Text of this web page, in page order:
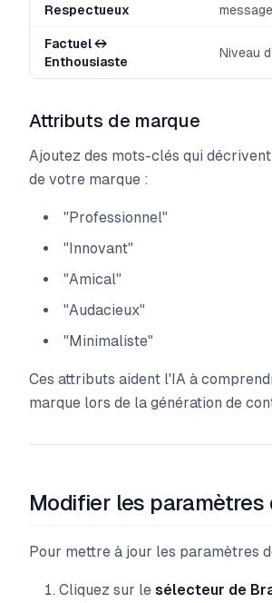
Respectueux
Factuel ↔
Enthousiaste
Niveau
Attributs de marque
Ajoutez des mots-clés qui
de votre marque :
"Professionnel"
"Innovant"
"Amical"
"Audacieux"
"Minimaliste"
Ces attributs aident l'IA à
marque lors de la génération de
Modifier les paramètres
Pour mettre à jour les paramètres
Cliquez sur le sélecteur de